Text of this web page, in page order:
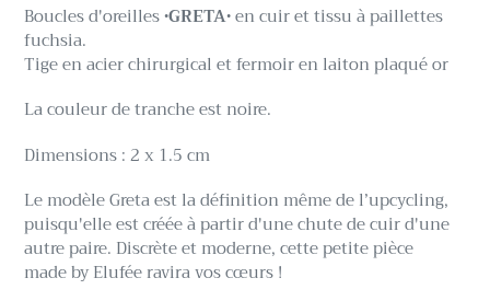
Boucles d'oreilles•GRETA•en cuir et tissu à paillettes
fuchsia.
Tige en acier chirurgical et fermoir en laiton plaqué or
La couleur de tranche est noire.
Dimensions : 2 x 1.5 cm
Le modèle Greta est la définition même de l’upcycling,
puisqu'elle est créée à partir d'une chute de cuir d'une
autre paire. Discrète et moderne, cette petite pièce
made by Elufée ravira vos cœurs !